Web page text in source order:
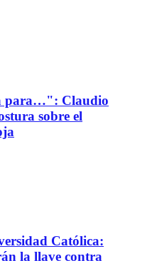
para…": Claudio
sobre el
Católica:
la llave contra